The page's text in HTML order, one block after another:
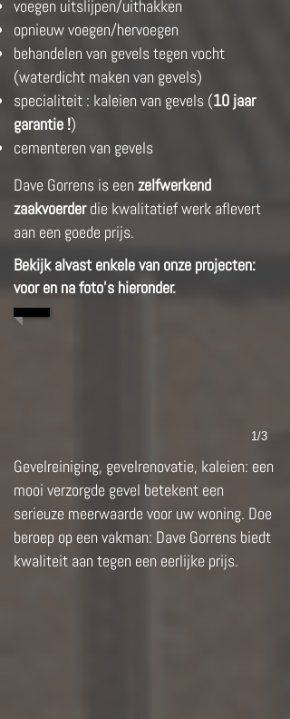
voegen uitslijpen/uithakken
opnieuw voegen/hervoegen
behandelen van gevels tegen vocht
(waterdicht maken van gevels)
specialiteit : kaleien van gevels (10 jaar
garantie !)
cementeren van gevels
Dave Gorrens is een zelfwerkend
zaakvoerderdie kwalitatief werk aflevert
aan een goede prijs.
Bekijk alvast enkele van onze projecten:
voor en na foto's hieronder.
1/3
Gevelreiniging, gevelrenovatie, kaleien: een
mooi verzorgde gevel betekent een
serieuze meerwaarde voor uw woning. Doe
beroep op een vakman: Dave Gorrens biedt
kwaliteit aan tegen een eerlijke prijs.